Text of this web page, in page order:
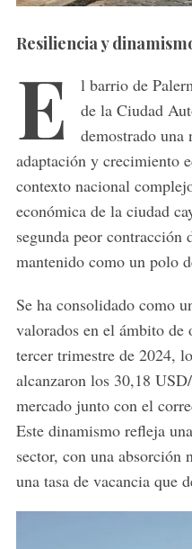
Resiliencia y
E
l barrio de
de la Ciudad
demostrado una
adaptación y crecimiento
contexto nacional
económica de la ciudad
segunda peor contracción
mantenido como un polo
Se ha consolidado como
valorados en el ámbito de
tercer trimestre de 2024,
alcanzaron los 30,18
mercado junto con el
Este dinamismo refleja
sector, con una absorción
una tasa de vacancia que